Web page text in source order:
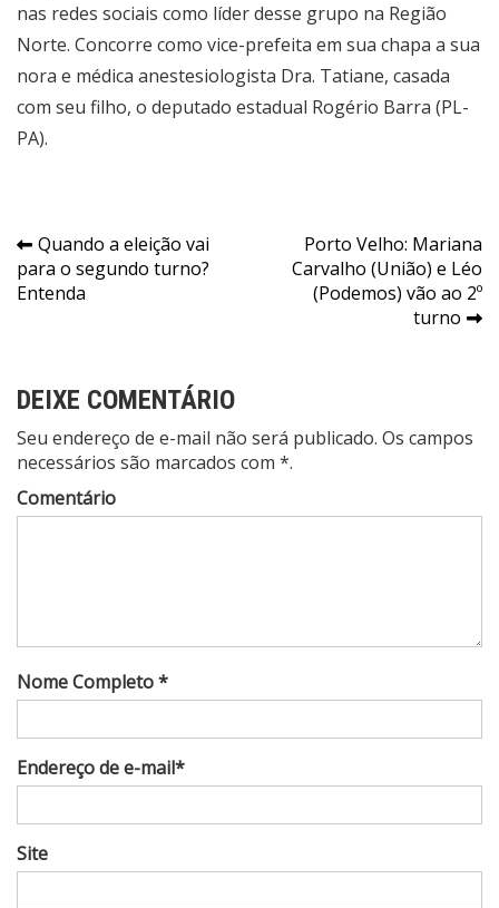
nas redes sociais como líder desse grupo na Região
Norte. Concorre como vice-prefeita em sua chapa a sua
nora e médica anestesiologista Dra. Tatiane, casada
com seu filho, o deputado estadual Rogério Barra (PL-
PA).
Navegação
de
Quando a eleição vai
para o segundo turno?
Entenda
Porto Velho: Mariana
Carvalho (União) e Léo
(Podemos) vão ao 2º
turno
DEIXE COMENTÁRIO
Seu endereço de e-mail não será publicado. Os campos
necessários são marcados com *.
Comentário
Nome Completo *
Endereço de e-mail*
Site